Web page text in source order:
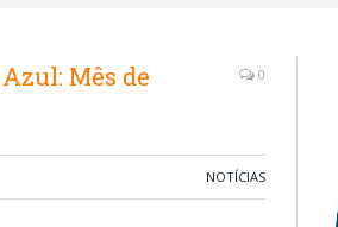
Mês de
0
NOTÍCIAS